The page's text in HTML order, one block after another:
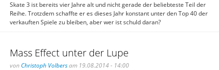
Skate 3 ist bereits vier Jahre alt und nicht gerade der beliebteste Teil der
Reihe. Trotzdem schaffte er es dieses Jahr konstant unter den Top 40 der
verkauften Spiele zu bleiben, aber wer ist schuld daran?
Mass Effect unter der Lupe
von Christoph Volbersam 19.08.2014 - 14:00